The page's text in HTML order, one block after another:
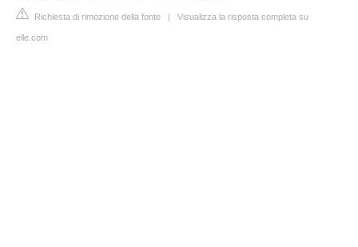
Richiesta di rimozione della fonte | Visualizza la risposta completa su
elle.com